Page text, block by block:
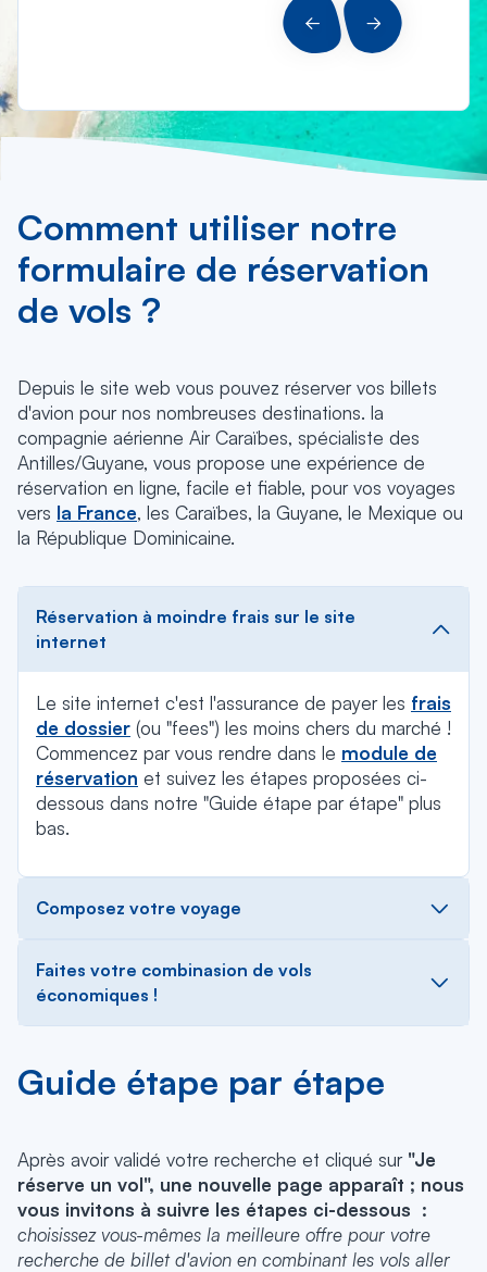
PRÉCÉDENT
SUIVANT
Comment utiliser notre
formulaire de réservation
de vols ?
Depuis le site web vous pouvez réserver vos billets
d'avion pour nos nombreuses destinations. la
compagnie aérienne Air Caraïbes, spécialiste des
Antilles/Guyane, vous propose une expérience de
réservation en ligne, facile et fiable, pour vos voyages
vers la France, les Caraïbes, la Guyane, le Mexique ou
la République Dominicaine.
Réservation à moindre frais sur le site
internet
Le site internet c'est l'assurance de payer les frais
de dossier (ou "fees") les moins chers du marché !
Commencez par vous rendre dans le module de
réservation et suivez les étapes proposées ci-
dessous dans notre "Guide étape par étape" plus
bas.
Composez votre voyage
Faites votre combinasion de vols
économiques !
Guide étape par étape
Après avoir validé votre recherche et cliqué sur "Je
réserve un vol", une nouvelle page apparaît ; nous
vous invitons à suivre les étapes ci-dessous :
choisissez vous-mêmes la meilleure offre pour votre
recherche de billet d'avion en combinant les vols aller